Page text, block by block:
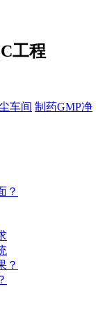
工程
车间 制药GMP净
？
？